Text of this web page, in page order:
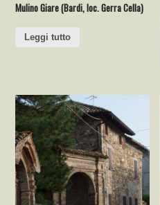
Mulino Giare (Bardi, loc. Gerra Cella)
Leggi tutto